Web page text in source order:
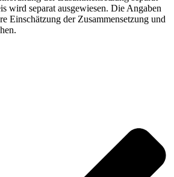
wird separat ausgewiesen. Die Angaben
Einschätzung der Zusammensetzung und